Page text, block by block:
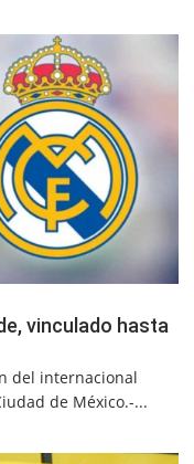
vinculado hasta
del internacional
de México.-...